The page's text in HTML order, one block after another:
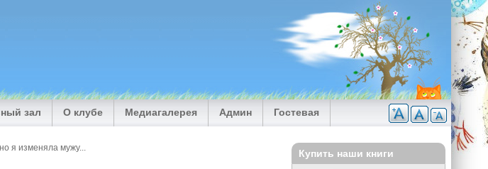
зал О клубе Медиагалерея Админ Гостевая
я изменяла мужу...
Купить наши книги